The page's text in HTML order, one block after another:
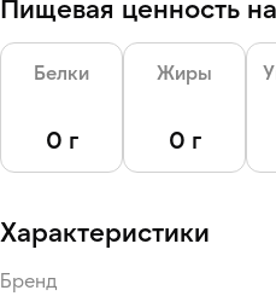
Пищевая ценность
Белки
0 г
Жиры
0 г
Характеристики
Бренд